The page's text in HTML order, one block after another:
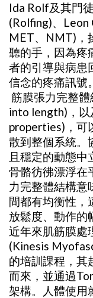
Ida Rolf及其門
(Rolfing)、Leon
MET、NMT)，
聽的手，因為疼
者的引導與病患
信念的疼痛訊號。
筋膜張力完整
into length)，
properties)，可
散到整個系統。
且穩定的動態
骨骼彷彿漂浮在
力完整體結構意
間都有均衡性，
放鬆度、動作的
近年來肌筋膜處
(Kinesis
的培訓課程，其
而來，並通過
架構。人體使用